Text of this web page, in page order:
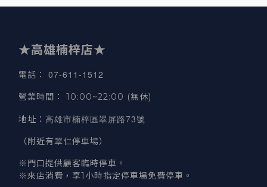
★高雄楠梓店★
電話 ： 07-611-1512
營業時間 ： 10:00~22:00 (無休)
地址 ： 高雄市楠梓區翠屏路73號
（附近有翠仁停車場）
※門口提供顧客臨時停車。
※來店消費，享1小時指定停車場免費停車。